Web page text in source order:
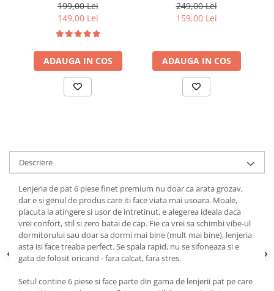
199,00 Lei
149,00 Lei
ADAUGA IN COS
249,00 Lei
159,00 Lei
ADAUGA IN COS
Descriere
Lenjeria de pat 6 piese finet premium nu doar ca arata grozav,
dar e si genul de produs care iti face viata mai usoara. Moale,
placuta la atingere si usor de intretinut, e alegerea ideala daca
vrei confort, stil si zero batai de cap. Fie ca vrei sa schimbi vibe-ul
dormitorului sau doar sa dormi mai bine (mult mai bine), lenjeria
asta isi face treaba perfect. Se spala rapid, nu se sifoneaza si e
gata de folosit oricand - fara calcat, fara stres.
Setul contine 6 piese si face parte din gama de lenjerii pat pe care